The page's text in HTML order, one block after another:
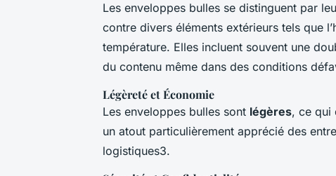
Les enveloppes bulles se distinguent par
contre divers éléments extérieurs tels que
température. Elles incluent souvent une
du contenu même dans des conditions
Légèreté et Économie
Les enveloppes bulles sont légères, ce qui
un atout particulièrement apprécié des
logistiques3.